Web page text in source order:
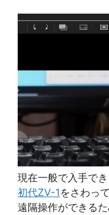
現在一般で入手でき
初代ZV-1 をさわっ
遠隔操作ができる